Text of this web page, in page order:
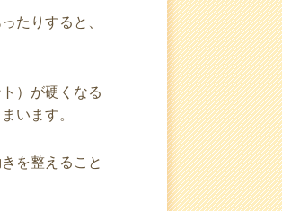
たりすると、
）が硬くなる
います。
を整えること